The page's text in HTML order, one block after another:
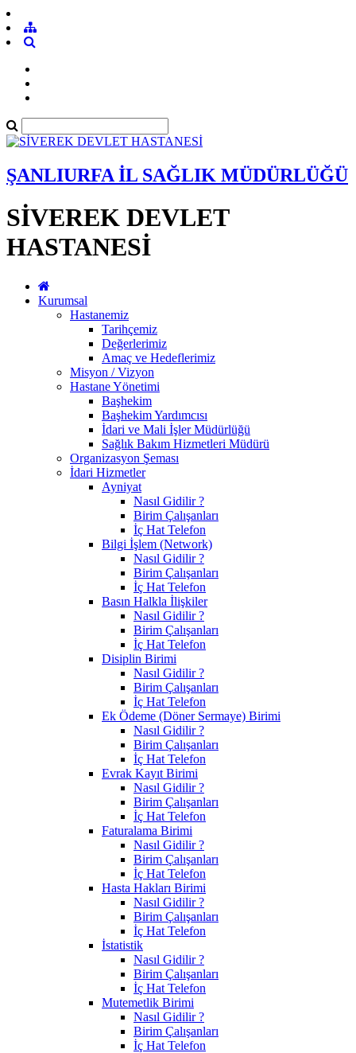
ŞANLIURFA İL SAĞLIK MÜDÜRLÜĞÜ
SİVEREK DEVLET
HASTANESİ
Kurumsal
Hastanemiz
Tarihçemiz
Değerlerimiz
Amaç ve Hedeflerimiz
Misyon / Vizyon
Hastane Yönetimi
Başhekim
Başhekim Yardımcısı
İdari ve Mali İşler Müdürlüğü
Sağlık Bakım Hizmetleri Müdürü
Organizasyon Şeması
İdari Hizmetler
Ayniyat
Nasıl Gidilir ?
Birim Çalışanları
İç Hat Telefon
Bilgi İşlem (Network)
Nasıl Gidilir ?
Birim Çalışanları
İç Hat Telefon
Basın Halkla İlişkiler
Nasıl Gidilir ?
Birim Çalışanları
İç Hat Telefon
Disiplin Birimi
Nasıl Gidilir ?
Birim Çalışanları
İç Hat Telefon
Ek Ödeme (Döner Sermaye) Birimi
Nasıl Gidilir ?
Birim Çalışanları
İç Hat Telefon
Evrak Kayıt Birimi
Nasıl Gidilir ?
Birim Çalışanları
İç Hat Telefon
Faturalama Birimi
Nasıl Gidilir ?
Birim Çalışanları
İç Hat Telefon
Hasta Hakları Birimi
Nasıl Gidilir ?
Birim Çalışanları
İç Hat Telefon
İstatistik
Nasıl Gidilir ?
Birim Çalışanları
İç Hat Telefon
Mutemetlik Birimi
Nasıl Gidilir ?
Birim Çalışanları
İç Hat Telefon